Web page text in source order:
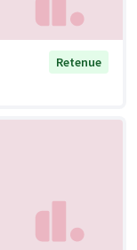
Retenue